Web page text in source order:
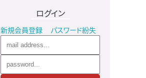
ログイン
新規会員登録 パスワード紛失